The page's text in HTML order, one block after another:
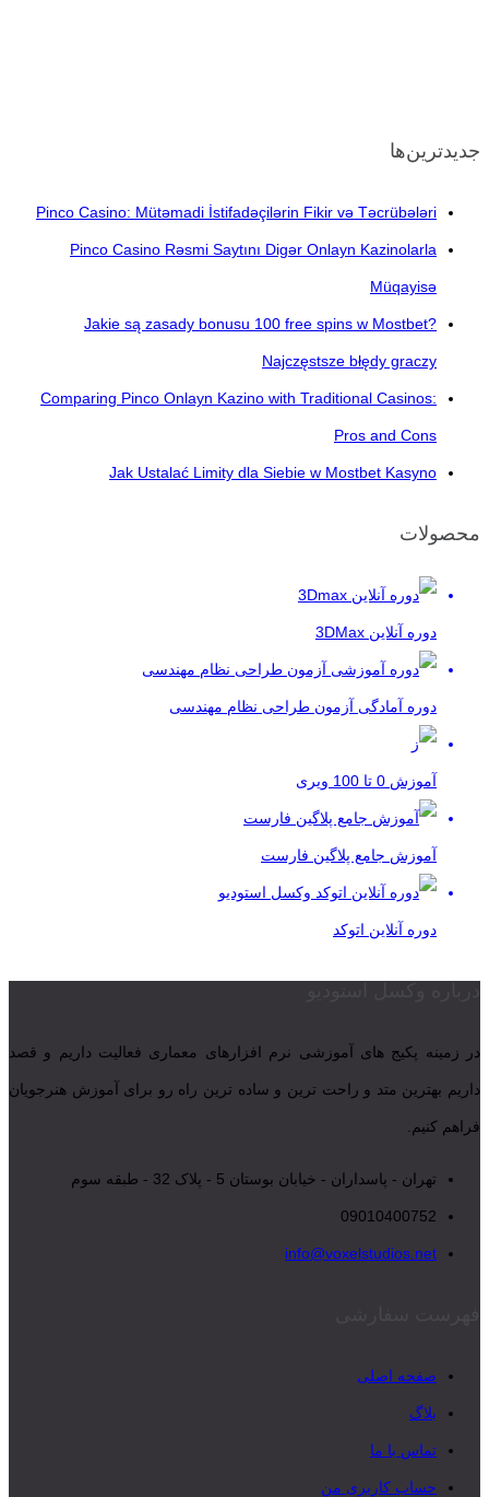
جدیدترین‌ها
Pinco Casino: Mütəmadi İstifadəçilərin Fikir və Təcrübələri
Pinco Casino Rəsmi Saytını Digər Onlayn Kazinolarla
Müqayisə
Jakie są zasady bonusu 100 free spins w Mostbet?
Najczęstsze błędy graczy
Comparing Pinco Onlayn Kazino with Traditional Casinos:
Pros and Cons
Jak Ustalać Limity dla Siebie w Mostbet Kasyno
محصولات
دوره آنلاین 3DMax
دوره آمادگی آزمون طراحی نظام مهندسی
آموزش 0 تا 100 ویری
آموزش جامع پلاگین فارست
دوره آنلاین اتوکد
در زمینه پکیج های آموزشی نرم افزارهای معماری فعالیت داریم و قصد
داریم بهترین متد و راحت ترین و ساده ترین راه رو برای آموزش هنرجویان
فراهم کنیم.
تهران - پاسداران - خیابان بوستان 5 - پلاک 32 - طبقه سوم
09010400752
info@voxelstudios.net
صفحه اصلی
بلاگ
تماس با ما
حساب کاربری من